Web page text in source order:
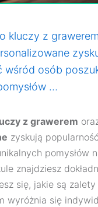
kluczy z
wśród osób
…
z grawerem
zyskują
pomysłów
znajdziesz
się, jakie są
wyróżnia się